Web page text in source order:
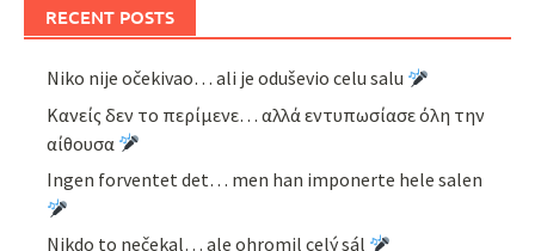
RECENT POSTS
Niko nije očekivao… ali je oduševio celu salu
Κανείς δεν το περίμενε… αλλά εντυπωσίασε όλη την
αίθουσα
Ingen forventet det… men han imponerte hele salen
Nikdo to nečekal… ale ohromil celý sál